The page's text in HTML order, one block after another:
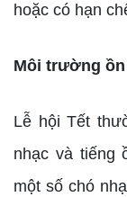
hoặc có hạn
Môi trường
Lễ hội Tết
nhạc và tiếng
một số chó